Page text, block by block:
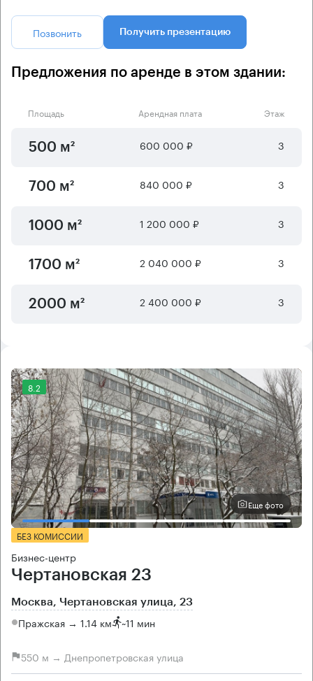
Позвонить Получить презентацию
Предложения по аренде в этом здании:
Площадь Арендная плата Этаж
500 м² 600 000 ₽ 3
700 м² 840 000 ₽ 3
1000 м² 1 200 000 ₽ 3
1700 м² 2 040 000 ₽ 3
2000 м² 2 400 000 ₽ 3
8.2
Еще фото
БЕЗ КОМИССИИ
Бизнес-центр
Чертановская 23
Москва, Чертановская улица, 23
Пражская → 1.14 км ~11 мин
550 м → Днепропетровская улица